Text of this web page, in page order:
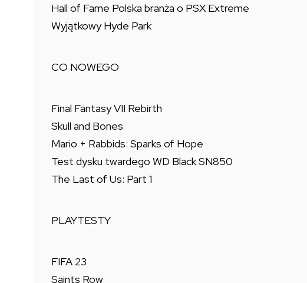
Hall of Fame Polska branża o PSX Extreme
Wyjątkowy Hyde Park
CO NOWEGO
Final Fantasy VII Rebirth
Skull and Bones
Mario + Rabbids: Sparks of Hope
Test dysku twardego WD Black SN850
The Last of Us: Part 1
PLAYTESTY
FIFA 23
Saints Row